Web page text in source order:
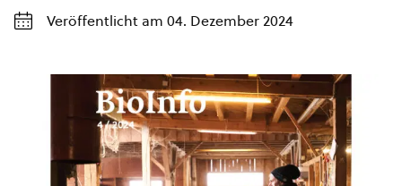
Veröffentlicht am 04. Dezember 2024